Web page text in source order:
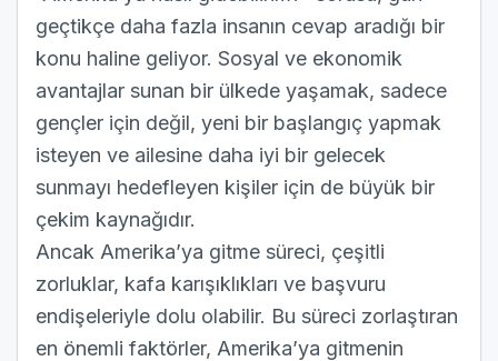
geçtikçe daha fazla insanın cevap aradığı bir
konu haline geliyor. Sosyal ve ekonomik
avantajlar sunan bir ülkede yaşamak, sadece
gençler için değil, yeni bir başlangıç yapmak
isteyen ve ailesine daha iyi bir gelecek
sunmayı hedefleyen kişiler için de büyük bir
çekim kaynağıdır.
Ancak Amerika’ya gitme süreci, çeşitli
zorluklar, kafa karışıklıkları ve başvuru
endişeleriyle dolu olabilir. Bu süreci zorlaştıran
en önemli faktörler, Amerika’ya gitmenin